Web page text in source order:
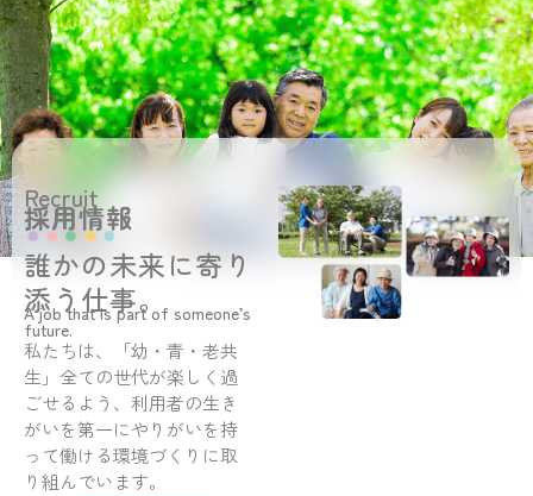
Recruit
採用情報
誰かの未来に寄り
添う仕事。
A job that is part of someone’s
future.
私たちは、「幼・青・老共
生」全ての世代が楽しく過
ごせるよう、利用者の生き
がいを第一にやりがいを持
って働ける環境づくりに取
り組んでいます。